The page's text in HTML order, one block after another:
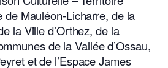
de Mauléon-Licharre, de la
laVille d’Orthez, de la
de laVallée d’Ossau,
et de l’Espace James